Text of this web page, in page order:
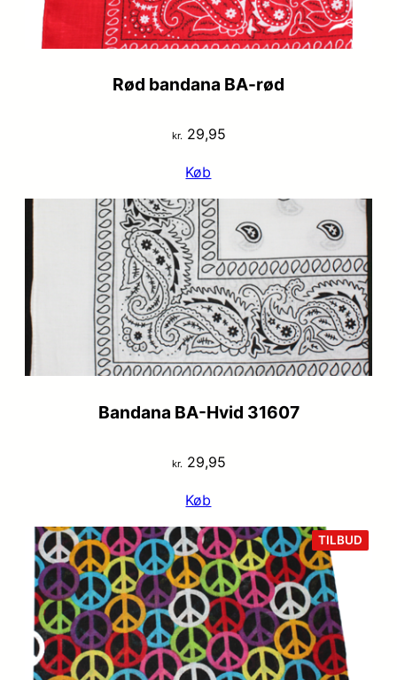
Rød bandana BA-rød
kr.29,95
Køb
Bandana BA-Hvid 31607
kr.29,95
Køb
TILBUD
PÅ